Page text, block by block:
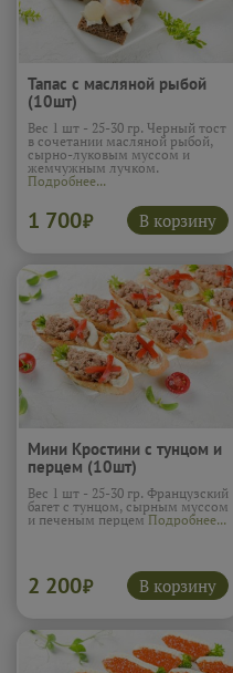
Тапас с масляной рыбой
(10шт)
Вес 1 шт - 25-30 гр. Черный тост
в сочетании масляной рыбой,
сырно-луковым муссом и
жемчужным лучком.
Подробнее...
1 700₽ В корзину
Мини Кростини с тунцом и
перцем (10шт)
Вес 1 шт - 25-30 гр. Французский
багет с тунцом, сырным муссом
и печеным перцем Подробнее...
2 200₽ В корзину